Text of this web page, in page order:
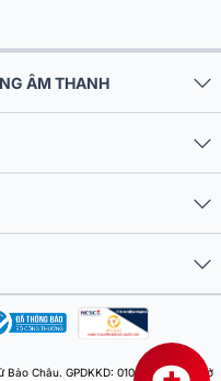
ÂM THANH
Châu. GPDKKD: 0106303879 do Sở